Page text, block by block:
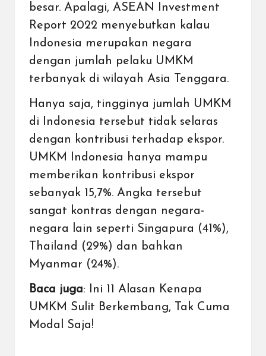
besar. Apalagi, ASEAN Investment
Report 2022 menyebutkan kalau
Indonesia merupakan negara
dengan jumlah pelaku UMKM
terbanyak di wilayah Asia Tenggara.
Hanya saja, tingginya jumlah UMKM
di Indonesia tersebut tidak selaras
dengan kontribusi terhadap ekspor.
UMKM Indonesia hanya mampu
memberikan kontribusi ekspor
sebanyak 15,7%. Angka tersebut
sangat kontras dengan negara-
negara lain seperti Singapura (41%),
Thailand (29%) dan bahkan
Myanmar (24%).
Baca juga:
Ini 11 Alasan Kenapa
UMKM Sulit Berkembang, Tak Cuma
Modal Saja!